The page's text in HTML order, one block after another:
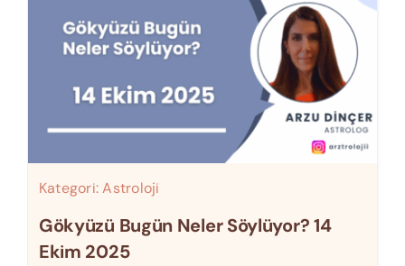
Kategori:Astroloji
Gökyüzü Bugün Neler Söylüyor? 14
Ekim 2025